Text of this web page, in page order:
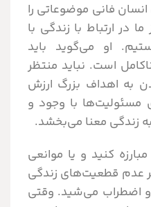
انسان فانی موضوعاتی را
در ارتباط با زندگی با
او می‌گوید باید
است. نباید منتظر
به اهداف بزرگ ارزش
مسئولیت‌ها با وجود و
زندگی معنا می‌بخشد.
کنید و یا موانعی
عدم قطعیت‌های زندگی
اضطراب می‌شید. وقتی